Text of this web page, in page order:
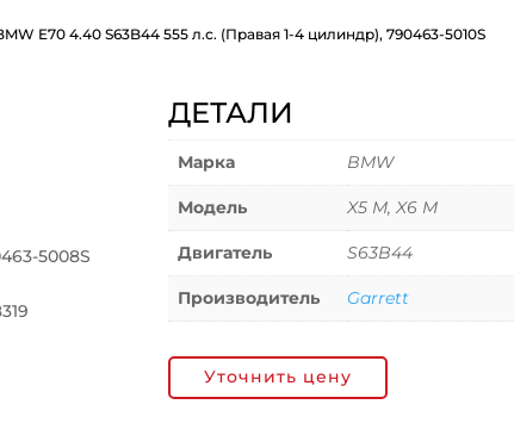
E70 4.40 S63B44 555 л.с. (Правая 1-4 цилиндр), 790463-5010S
5008S
ДЕТАЛИ
Марка BMW
Модель X5 M, X6 M
Двигатель S63B44
Производитель Garrett
Уточнить цену